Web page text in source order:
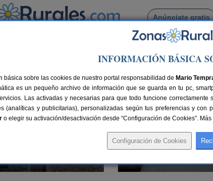
Anúnciate gratis
Busca por pueblo
Rurales cerca de Aineto
Apartamentos Borda
INFORMACIÓN BÁSICA
básica sobre las cookies de nuestro portal responsabilidad de Mario
es un pequeño archivo de información que se guarda en tu pc,
Las activadas y necesarias para que todo funcione
(analíticas y publicitarias), personalizadas según tus preferencias y
o elegir su activación/desactivación desde “Configuración de Cookies”.